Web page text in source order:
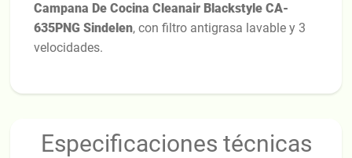
Campana De Cocina Cleanair Blackstyle CA-
635PNG Sindelen, con filtro antigrasa lavable y 3
velocidades.
Especificaciones técnicas